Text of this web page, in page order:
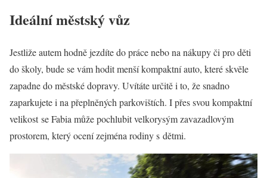
Ideální městský vůz
Jestliže autem hodně jezdíte do práce nebo na nákupy či pro děti
do školy, bude se vám hodit menší kompaktní auto, které skvěle
zapadne do městské dopravy. Uvítáte určitě i to, že snadno
zaparkujete i na přeplněných parkovištích. I přes svou kompaktní
velikost se Fabia může pochlubit velkorysým zavazadlovým
prostorem, který ocení zejména rodiny s dětmi.